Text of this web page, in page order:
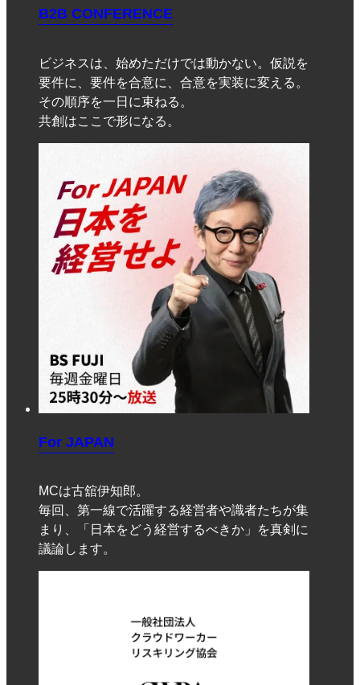
B2B CONFERENCE
ビジネスは、始めただけでは動かない。仮説を
要件に、要件を合意に、合意を実装に変える。
その順序を一日に束ねる。
共創はここで形になる。
For JAPAN
MCは古舘伊知郎。
毎回、第一線で活躍する経営者や識者たちが集
まり、「日本をどう経営するべきか」を真剣に
議論します。